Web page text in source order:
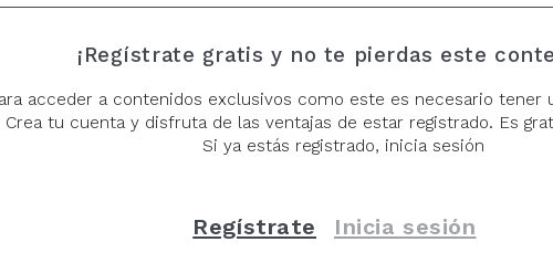
mundo como una ficción puede resultar desconcertante
la realidad, absurdo para aquellos que nunca se lo han
en esa posibilidad. Aceptar el mundo como una ficción
de otras ficciones, en definitiva: ver y aceptar al otro.
mundos creados cuando la realidad y la verdad están
desde la relatividad de lo subjetivo?
mundo distinto, pero lo hacemos con valores que han quedado
¡Regístrate gratis y no te pierdas este
acceder a contenidos exclusivos como este es necesario tener
Crea tu cuenta y disfruta de las ventajas de estar registrado. Es
Si ya estás registrado, inicia sesión
Regístrate Inicia sesión